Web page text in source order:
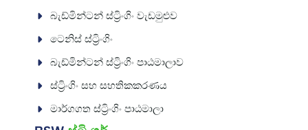
බැඩ්මින්ටන් ස්ට්‍රිංගිං වැඩමුළුව
ටෙනිස් ස්ට්‍රිංගිං
බැඩ්මින්ටන් ස්ට්‍රිංගිං පාඨමාලාව
ස්ට්‍රිංගිං සහ සහතිකකරණය
මාර්ගගත ස්ට්‍රිංගිං පාඨමාලා